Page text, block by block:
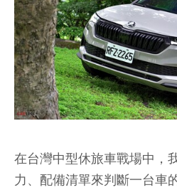
在台灣中型休旅車戰場中，
力、配備清單來判斷一台車